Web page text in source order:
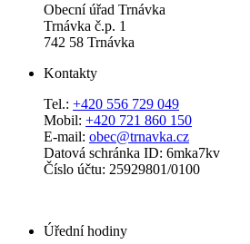
Obecní úřad Trnávka
Trnávka č.p. 1
742 58 Trnávka
Kontakty
Tel.: +420 556 729 049
Mobil: +420 721 860 150
E-mail: obec@trnavka.cz
Datová schránka ID: 6mka7kv
Číslo účtu: 25929801/0100
Úřední hodiny